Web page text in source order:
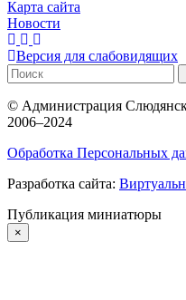
Карта сайта
Новости
Версия для слабовидящих
© Администрация
2006–2024
Обработка Персональных
Разработка сайта:
Публикация миниатюры
×